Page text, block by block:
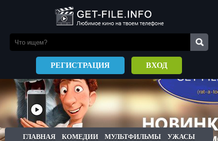
РЕГИСТРАЦИЯ ВХОД
ГЛАВНАЯ КОМЕДИИ МУЛЬТФИЛЬМЫ УЖАСЫ